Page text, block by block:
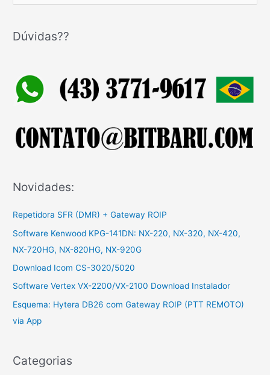
q
a
p
o
Dúvidas??
Novidades:
Repetidora SFR (DMR) + Gateway ROIP
Software Kenwood KPG-141DN: NX-220, NX-320, NX-420,
NX-720HG, NX-820HG, NX-920G
Download Icom CS-3020/5020
Software Vertex VX-2200/VX-2100 Download Instalador
Esquema: Hytera DB26 com Gateway ROIP (PTT REMOTO)
via App
Categorias